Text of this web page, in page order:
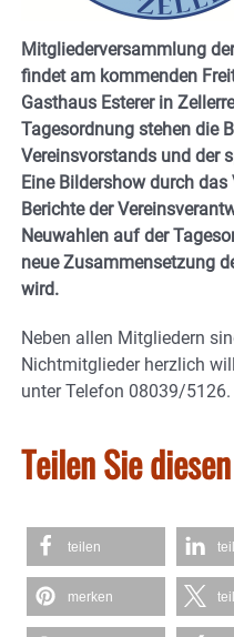
Mitgliederversammlung
findet am kommenden
Gasthaus Esterer in
Tagesordnung stehen die
Vereinsvorstands und der
Eine Bildershow durch
Berichte der
Neuwahlen auf der
neue Zusammensetzung
wird.
Neben allen Mitgliedern
Nichtmitglieder herzlich
unter Telefon 08039/5126.
Teilen Sie
teilen
merken